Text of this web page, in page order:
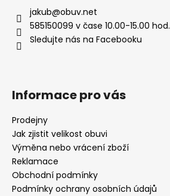
jakub@obuv.net
585150099 v čase 10.00-15.00 hod.
Sledujte nás na Facebooku
Informace pro vás
Prodejny
Jak zjistit velikost obuvi
Výměna nebo vrácení zboží
Reklamace
Obchodní podmínky
Podmínky ochrany osobních údajů